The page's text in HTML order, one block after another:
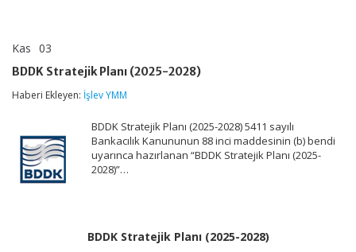
Kas 03
Planı
(2025-
2028)
BDDK Stratejik Planı (2025-2028)
Haberi Ekleyen: İşlev YMM
BDDK Stratejik Planı (2025-2028) 5411 sayılı
Bankacılık Kanununun 88 inci maddesinin (b) bendi
uyarınca hazırlanan “BDDK Stratejik Planı (2025-
2028)”…
BDDK Stratejik Planı (2025-2028)